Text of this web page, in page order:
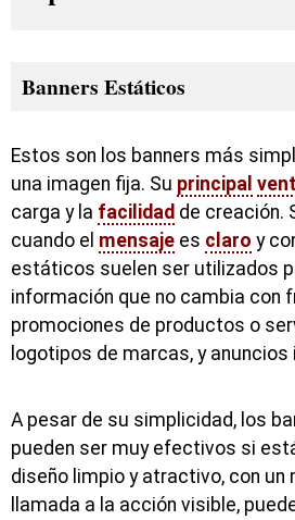
Banners Estáticos
Estos son los banners más
una imagen fija. Su principal
carga y la facilidad de creación.
cuando el mensaje es claro y
estáticos suelen ser utilizados
información que no cambia con
promociones de productos o
logotipos de marcas, y
A pesar de su simplicidad, los
pueden ser muy efectivos si
diseño limpio y atractivo, con un
llamada a la acción visible,